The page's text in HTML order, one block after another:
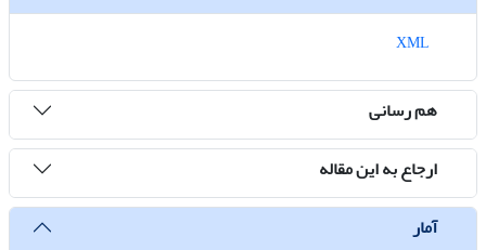
هم رسانی
ارجاع به این مقاله
آمار